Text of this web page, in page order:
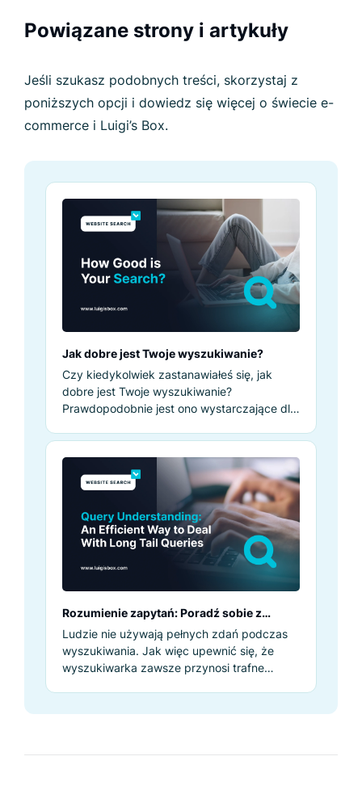
Powiązane strony i artykuły
Jeśli szukasz podobnych treści, skorzystaj z
poniższych opcji i dowiedz się więcej o świecie e-
commerce i Luigi’s Box.
Jak dobre jest Twoje wyszukiwanie?
Czy kiedykolwiek zastanawiałeś się, jak
dobre jest Twoje wyszukiwanie?
Prawdopodobnie jest ono wystarczające dla
klientów?
Rozumienie zapytań: Poradź sobie z
hasłami z długiego ogona
Ludzie nie używają pełnych zdań podczas
wyszukiwania. Jak więc upewnić się, że
wyszukiwarka zawsze przynosi trafne